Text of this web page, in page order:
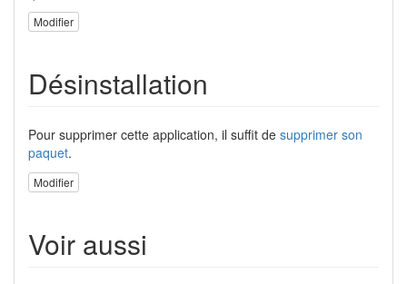
Modifier
Désinstallation
Pour supprimer cette application, il suffit de supprimer son
paquet.
Modifier
Voir aussi